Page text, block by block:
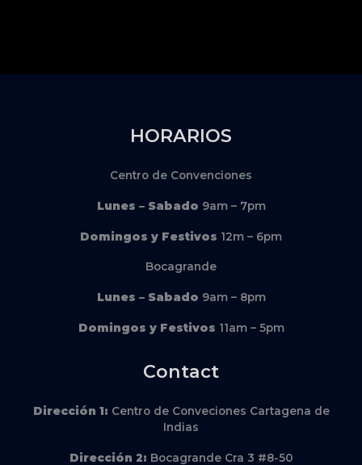
HORARIOS
Centro de Convenciones
Lunes – Sabado 9am – 7pm
Domingos y Festivos 12m – 6pm
Bocagrande
Lunes – Sabado 9am – 8pm
Domingos y Festivos 11am – 5pm
Contact
Dirección 1: Centro de Conveciones Cartagena de
Indias
Dirección 2: Bocagrande Cra 3 #8-50